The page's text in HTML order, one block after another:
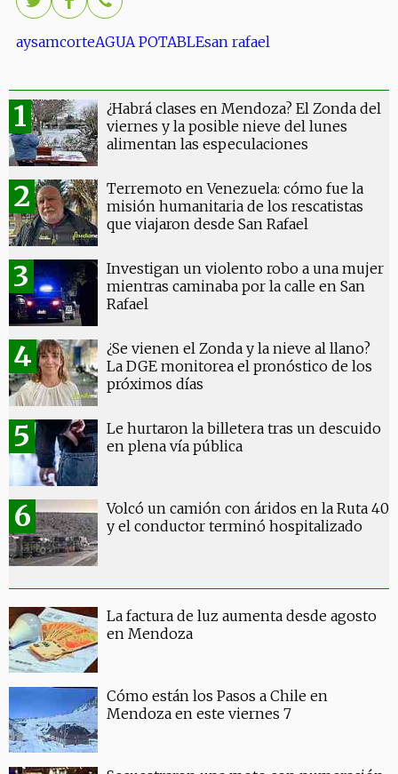
aysamcorteAGUA POTABLEsan rafael
¿Habrá clases en Mendoza? El Zonda del
viernes y la posible nieve del lunes
alimentan las especulaciones
Terremoto en Venezuela: cómo fue la
misión humanitaria de los rescatistas
que viajaron desde San Rafael
Investigan un violento robo a una mujer
mientras caminaba por la calle en San
Rafael
¿Se vienen el Zonda y la nieve al llano?
La DGE monitorea el pronóstico de los
próximos días
Le hurtaron la billetera tras un descuido
en plena vía pública
Volcó un camión con áridos en la Ruta 40
y el conductor terminó hospitalizado
La factura de luz aumenta desde agosto
en Mendoza
Cómo están los Pasos a Chile en
Mendoza en este viernes 7